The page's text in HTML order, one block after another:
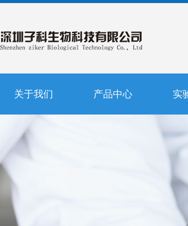
关于我们 产品中心 实